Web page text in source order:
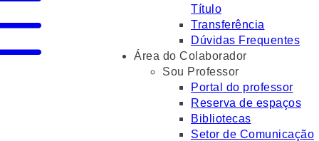
Título
Transferência
Dúvidas Frequentes
Área do Colaborador
Sou Professor
Portal do professor
Reserva de espaços
Bibliotecas
Setor de Comunicação